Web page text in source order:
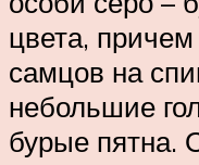
цвета,
самцов на
небольшие
бурые пятна.